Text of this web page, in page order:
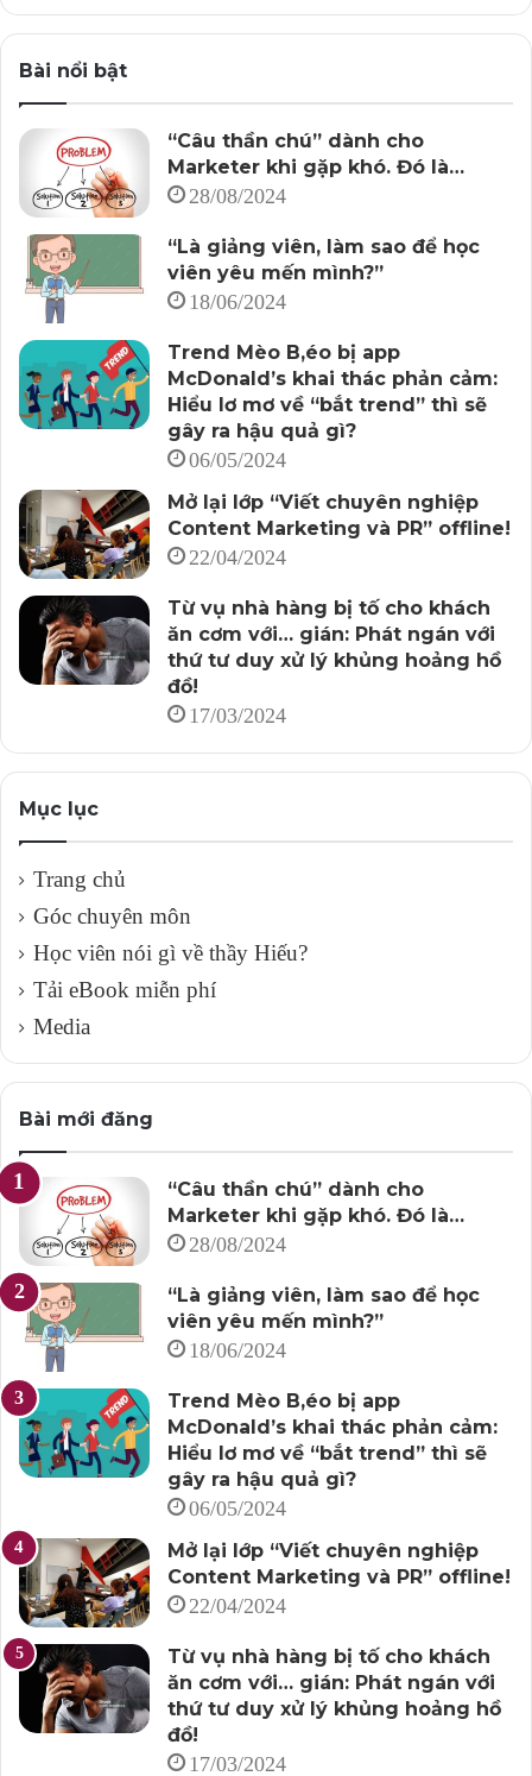
Bài nổi bật
“Câu thần chú” dành cho
Marketer khi gặp khó. Đó là…
28/08/2024
“Là giảng viên, làm sao để học
viên yêu mến mình?”
18/06/2024
Trend Mèo B,éo bị app
McDonald’s khai thác phản cảm:
Hiểu lơ mơ về “bắt trend” thì sẽ
gây ra hậu quả gì?
06/05/2024
Mở lại lớp “Viết chuyên nghiệp
Content Marketing và PR” offline!
22/04/2024
Từ vụ nhà hàng bị tố cho khách
ăn cơm với… gián: Phát ngán với
thứ tư duy xử lý khủng hoảng hồ
đồ!
17/03/2024
Mục lục
Trang chủ
Góc chuyên môn
Học viên nói gì về thầy Hiếu?
Tải eBook miễn phí
Media
Bài mới đăng
“Câu thần chú” dành cho
Marketer khi gặp khó. Đó là…
28/08/2024
“Là giảng viên, làm sao để học
viên yêu mến mình?”
18/06/2024
Trend Mèo B,éo bị app
McDonald’s khai thác phản cảm:
Hiểu lơ mơ về “bắt trend” thì sẽ
gây ra hậu quả gì?
06/05/2024
Mở lại lớp “Viết chuyên nghiệp
Content Marketing và PR” offline!
22/04/2024
Từ vụ nhà hàng bị tố cho khách
ăn cơm với… gián: Phát ngán với
thứ tư duy xử lý khủng hoảng hồ
đồ!
17/03/2024